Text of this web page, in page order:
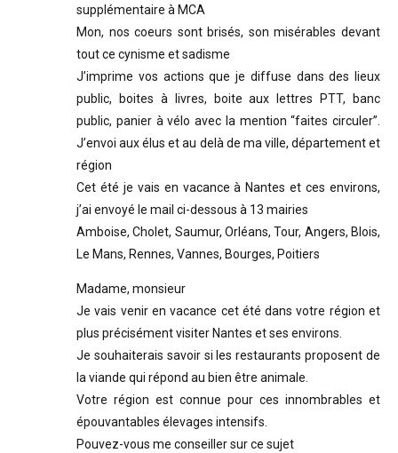
supplémentaire à MCA
Mon, nos coeurs sont brisés, son misérables devant
tout ce cynisme et sadisme
J’imprime vos actions que je diffuse dans des lieux
public, boites à livres, boite aux lettres PTT, banc
public, panier à vélo avec la mention “faites circuler”.
J’envoi aux élus et au delà de ma ville, département et
région
Cet été je vais en vacance à Nantes et ces environs,
j’ai envoyé le mail ci-dessous à 13 mairies
Amboise, Cholet, Saumur, Orléans, Tour, Angers, Blois,
Le Mans, Rennes, Vannes, Bourges, Poitiers
Madame, monsieur
Je vais venir en vacance cet été dans votre région et
plus précisément visiter Nantes et ses environs.
Je souhaiterais savoir si les restaurants proposent de
la viande qui répond au bien être animale.
Votre région est connue pour ces innombrables et
épouvantables élevages intensifs.
Pouvez-vous me conseiller sur ce sujet